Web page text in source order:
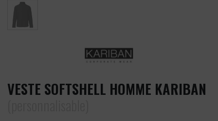
VESTE SOFTSHELL HOMME KARIBAN